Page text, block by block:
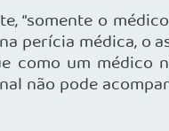
“somente o
perícia médica,
como um
não pode